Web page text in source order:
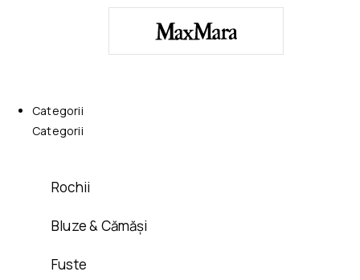
Categorii
Categorii
Rochii
Bluze & Cămăși
Fuste